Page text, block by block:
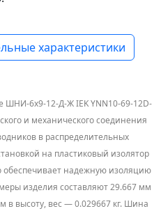
характеристики
ШНИ-6х9-12-Д-Ж IEK YNN10-69-12D-
и механического соединения
в распределительных
на пластиковый изолятор
обеспечивает надежную изоляцию
изделия составляют 29.667 мм
в высоту, вес — 0.029667 кг. Шина